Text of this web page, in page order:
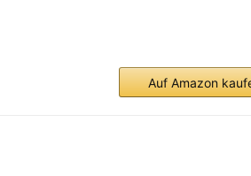
Auf Amazon